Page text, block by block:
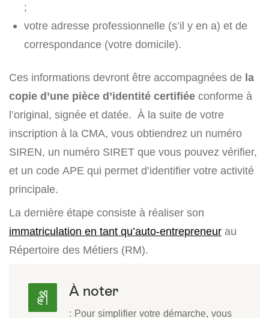
;
votre adresse professionnelle (s’il y en a) et de
correspondance (votre domicile).
Ces informations devront être accompagnées de la
copie d’une pièce d’identité certifiée conforme à
l’original, signée et datée. À la suite de votre
inscription à la CMA, vous obtiendrez un numéro
SIREN, un numéro SIRET que vous pouvez vérifier,
et un code APE qui permet d’identifier votre activité
principale.
La dernière étape consiste à réaliser son
immatriculation en tant qu’auto-entrepreneur au
Répertoire des Métiers (RM).
À noter
: Pour simplifier votre démarche, vous